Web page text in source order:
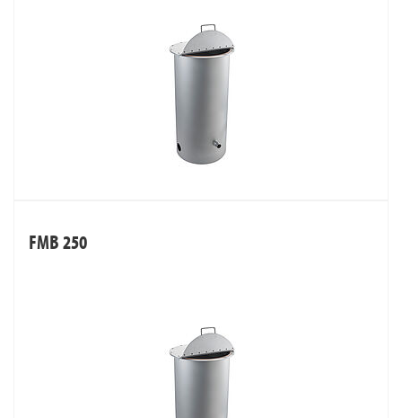
FMB 250